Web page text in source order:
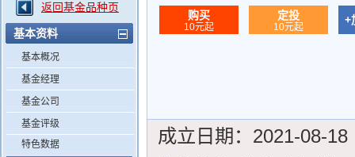
返回基金品种页
基本资料
基本概况
基金经理
基金公司
基金评级
特色数据
购买
10元起
定投
10元起
+
成立日期： 2021-08-18